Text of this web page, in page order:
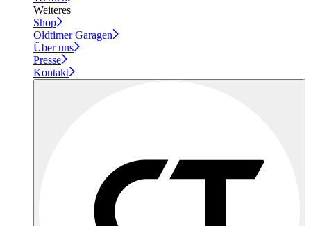
Weiteres
Shop
Oldtimer Garagen
Über uns
Presse
Kontakt